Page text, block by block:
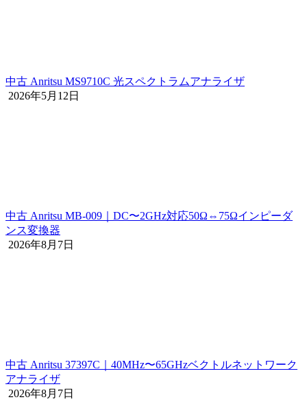
中古 Anritsu MS9710C 光スペクトラムアナライザ
2026年5月12日
中古 Anritsu MB-009｜DC〜2GHz対応50Ω⇔75Ωインピーダ
ンス変換器
2026年8月7日
中古 Anritsu 37397C｜40MHz〜65GHzベクトルネットワーク
アナライザ
2026年8月7日